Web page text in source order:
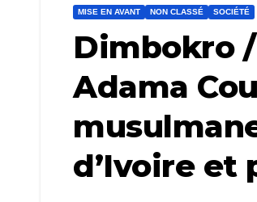
MISE EN AVANT NON CLASSÉ SOCIÉTÉ
Dimbokro
Adama
d’Ivoire et